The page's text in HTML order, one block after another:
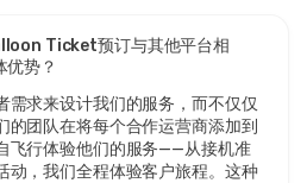
Ticket预订与其他平台相
优势？
需求来设计我们的服务，而不仅仅
的团队在将每个合作运营商添加到
飞行体验他们的服务——从接机准
动，我们全程体验客户旅程。这种